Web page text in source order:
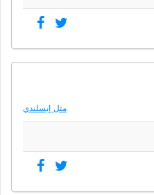
مثل إيسلندي